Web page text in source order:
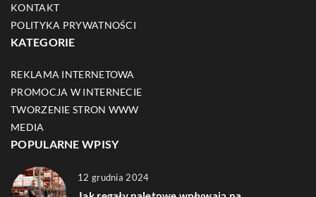
KONTAKT
POLITYKA PRYWATNOŚCI
KATEGORIE
REKLAMA INTERNETOWA
PROMOCJA W INTERNECIE
TWORZENIE STRON WWW
MEDIA
POPULARNE WPISY
12 grudnia 2024